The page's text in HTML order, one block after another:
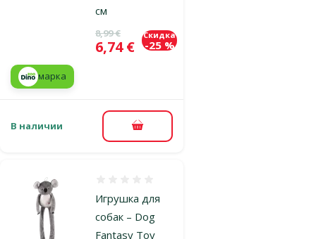
см
Исходная цена
8,99 €
Цена
6,74 €
Скидка
-25 %
марка
В наличии В корзину
Игрушка для
собак – Dog
Fantasy Toy